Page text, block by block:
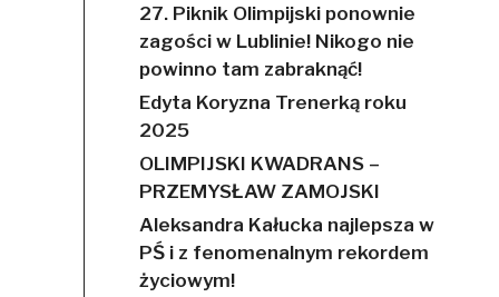
27. Piknik Olimpijski ponownie
zagości w Lublinie! Nikogo nie
powinno tam zabraknąć!
Edyta Koryzna Trenerką roku
2025
OLIMPIJSKI KWADRANS –
PRZEMYSŁAW ZAMOJSKI
Aleksandra Kałucka najlepsza w
PŚ i z fenomenalnym rekordem
życiowym!